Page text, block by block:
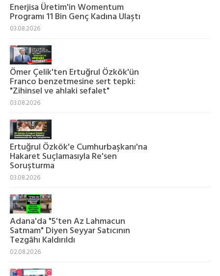
Enerjisa Üretim'in Womentum
Programı 11 Bin Genç Kadına Ulaştı
03.08.2026
Ömer Çelik'ten Ertuğrul Özkök'ün
Franco benzetmesine sert tepki:
"Zihinsel ve ahlaki sefalet"
03.08.2026
Ertuğrul Özkök'e Cumhurbaşkanı'na
Hakaret Suçlamasıyla Re'sen
Soruşturma
03.08.2026
Adana'da "5'ten Az Lahmacun
Satmam" Diyen Seyyar Satıcının
Tezgâhı Kaldırıldı
02.08.2026